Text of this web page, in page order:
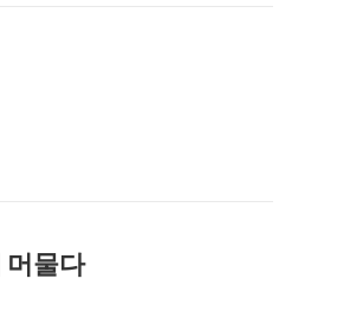
머물다